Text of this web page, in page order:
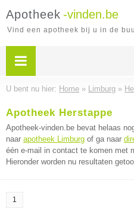
Apotheek -vinden.be
Vind een apotheek bij u in de
U bent nu hier: Home » Limburg »
Apotheek Herstappe
Apotheek-vinden.be bevat helaas
naar apotheek Limburg of ga naar
één e-mail in contact te komen met
Hieronder worden nu resultaten
1